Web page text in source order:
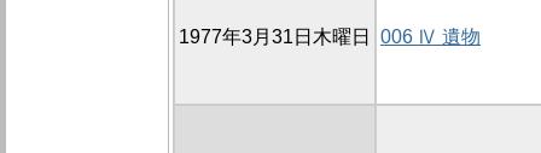
1977年3月31日木曜日 006 Ⅳ 遺物